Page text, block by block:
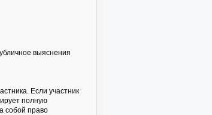
выяснения
Если участник
полную
собой право